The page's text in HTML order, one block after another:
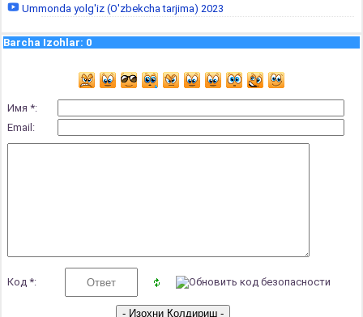
Ummonda yolg'iz (O'zbekcha tarjima) 2023
Barcha Izohlar: 0
Имя *:
Email:
Код *: